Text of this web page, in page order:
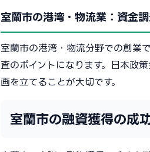
室蘭市の港湾・物流業：資金
室蘭市の港湾・物流分野での創業
査のポイントになります。日本政
画を立てることが大切です。
室蘭市の融資獲得の成